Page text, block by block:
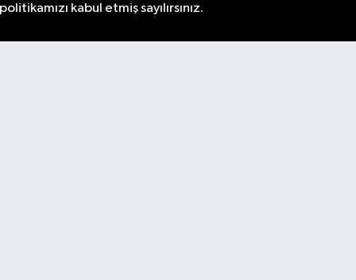
kabul etmiş sayılırsınız.